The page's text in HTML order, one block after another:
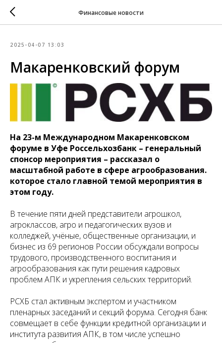
Финансовые новости
2025-04-07 13:03
Макаренковский форум
На 23-м Международном Макаренковском
форуме в Уфе Россельхозбанк – генеральный
спонсор мероприятия – рассказал о
масштабной работе в сфере агрообразования.
которое стало главной темой мероприятия в
этом году.
В течение пяти дней представители агрошкол,
агроклассов, агро и педагогических вузов и
колледжей, учёные, общественные организации, и
бизнес из 69 регионов России обсуждали вопросы
трудового, производственного воспитания и
агрообразования как пути решения кадровых
проблем АПК и укрепления сельских территорий.
РСХБ стал активным экспертом и участником
пленарных заседаний и секций форума. Сегодня банк
совмещает в себе функции кредитной организации и
института развития АПК, в том числе успешно